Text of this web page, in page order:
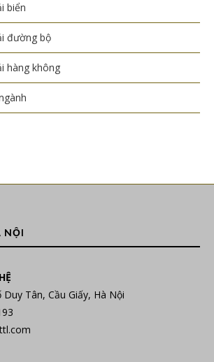
biển
đường bộ
hàng không
NỘI
Duy Tân, Cầu Giấy, Hà Nội